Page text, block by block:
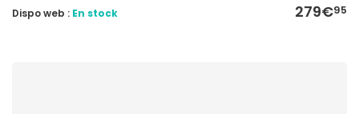
279€95
Dispo web : En stock